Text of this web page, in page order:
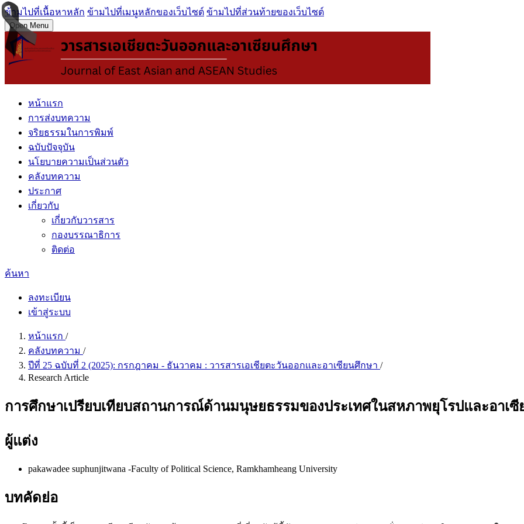
ข้ามไปที่เนื้อหาหลัก ข้ามไปที่เมนูหลักของเว็บไซต์ ข้ามไปที่ส่วนท้ายของเว็บไซต์
Open Menu
หน้าแรก
การส่งบทความ
จริยธรรมในการพิมพ์
ฉบับปัจจุบัน
นโยบายความเป็นส่วนตัว
คลังบทความ
ประกาศ
เกี่ยวกับ
เกี่ยวกับวารสาร
กองบรรณาธิการ
ติดต่อ
ค้นหา
ลงทะเบียน
เข้าสู่ระบบ
หน้าแรก /
คลังบทความ /
ปีที่ 25 ฉบับที่ 2 (2025): กรกฎาคม - ธันวาคม : วารสารเอเชียตะวันออกเเละอาเซียนศึกษา /
Research Article
การศึกษาเปรียบเทียบสถานการณ์ด้านมนุษยธรรมของประเทศในสหภาพยุโรปและอาเซี
ผู้แต่ง
pakawadee suphunjitwana -Faculty of Political Science, Ramkhamheang University
บทคัดย่อ